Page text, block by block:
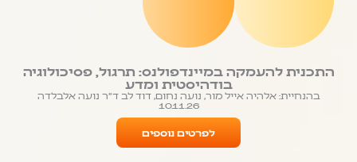
התכנית להעמקה במיינדפולנס: תרגול, פסיכולוגיה
בודהיסטית ומדע
בהנחיית: אלהיה אייל מור, נועה נחום, דוד לב ד"ר נועה אלבלדה
10.11.26
לפרטים נוספים